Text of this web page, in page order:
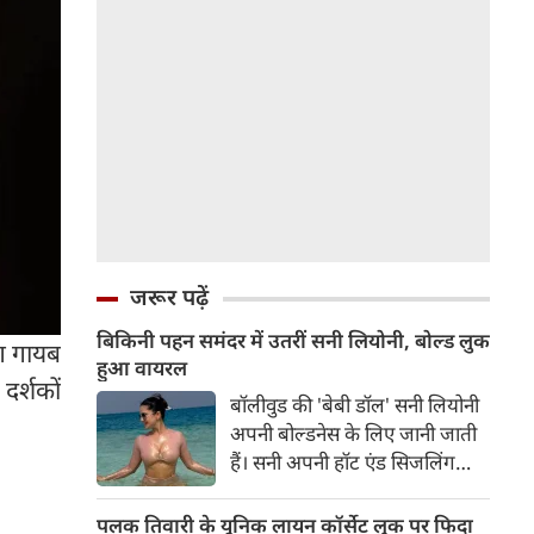
गायब
जरूर पढ़ें
बिकिनी पहन समंदर में उतरीं सनी लियोनी, बोल्ड लुक
हुआ वायरल
बॉलीवुड की 'बेबी डॉल' सनी लियोनी
अपनी बोल्डनेस के लिए जानी जाती
हैं। सनी अपनी हॉट एंड सिजलिंग
रहती हैं। फैंस सनी लियोनी की तस्वीरों
पलक तिवारी के यूनिक लायन कॉर्सेट लुक पर फिदा